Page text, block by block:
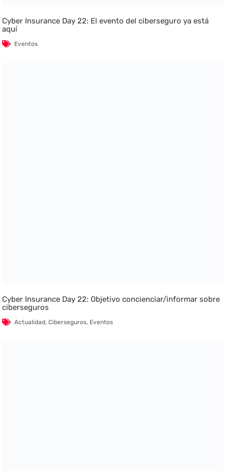
Cyber Insurance Day 22: El evento del ciberseguro ya está
aquí
Eventos
Cyber Insurance Day 22: Objetivo concienciar/informar sobre
ciberseguros
Actualidad,Ciberseguros, Eventos